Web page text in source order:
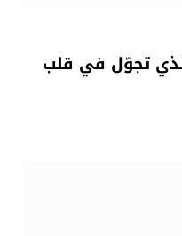
تجوّل في قلب